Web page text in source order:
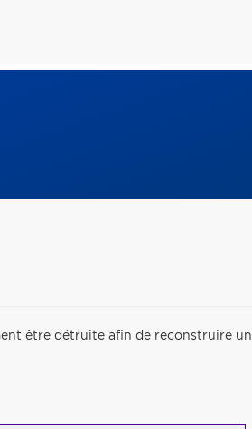
être détruite afin de reconstruire un